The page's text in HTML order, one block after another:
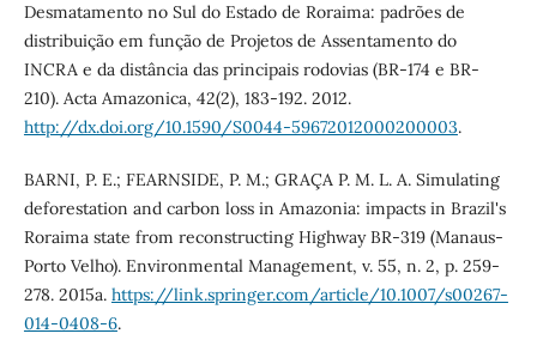
Desmatamento no Sul do Estado de Roraima: padrões de
distribuição em função de Projetos de Assentamento do
INCRA e da distância das principais rodovias (BR-174 e BR-
210). Acta Amazonica, 42(2), 183-192. 2012.
http://dx.doi.org/10.1590/S0044-59672012000200003.
BARNI, P. E.; FEARNSIDE, P. M.; GRAÇA P. M. L. A. Simulating
deforestation and carbon loss in Amazonia: impacts in Brazil's
Roraima state from reconstructing Highway BR-319 (Manaus-
Porto Velho). Environmental Management, v. 55, n. 2, p. 259-
278. 2015a. https://link.springer.com/article/10.1007/s00267-
014-0408-6.